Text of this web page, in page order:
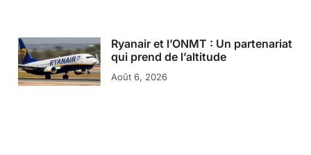
Ryanair et l’ONMT : Un partenariat
qui prend de l’altitude
Août 6, 2026